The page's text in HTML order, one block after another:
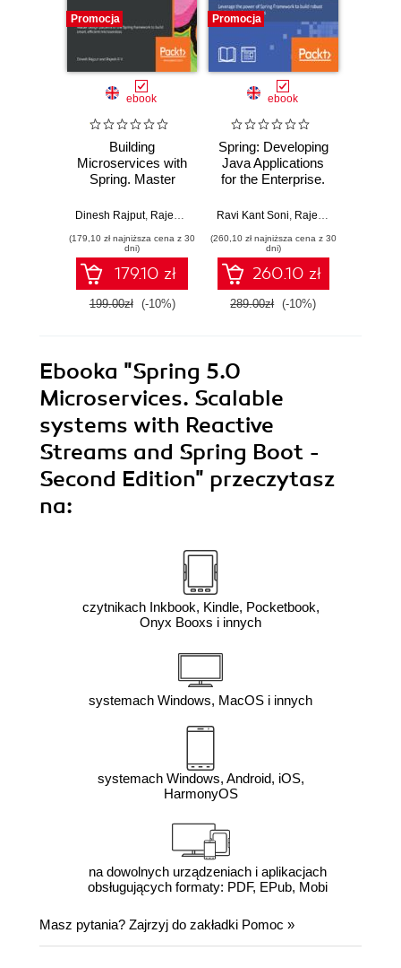
Promocja
ebook
Building
Microservices with
Spring. Master
the Spring
smart, efficient
microservices
Dinesh Rajput, Rajesh R V
(179,10 zł najniższa cena z 30
dni)
179.10 zł
199.00zł (-10%)
Promocja
ebook
Spring: Developing
Java Applications
for the Enterprise.
applications and
Spring Framework,
Spring Boot, and
Spring Cloud
Ravi Kant Soni Rajesh R V
(260,10 zł najniższa cena z 30
dni)
260.10 zł
289.00zł (-10%)
Ebooka "Spring 5.0
Microservices. Scalable
systems with Reactive
Streams and Spring Boot -
Second Edition" przeczytasz
na:
czytnikach Inkbook, Kindle, Pocketbook,
Onyx Booxs i innych
systemach Windows, MacOS i innych
systemach Windows, Android, iOS,
HarmonyOS
na dowolnych urządzeniach i aplikacjach
obsługujących formaty: PDF, EPub, Mobi
Masz pytania? Zajrzyj do zakładki Pomoc »